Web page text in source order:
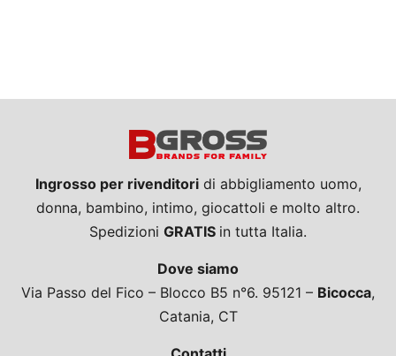
Ingrosso per rivenditoridi abbigliamento uomo,
donna, bambino, intimo, giocattoli e molto altro.
Spedizioni GRATIS in tutta Italia.
Dove siamo
Via Passo del Fico – Blocco B5 n°6. 95121 – Bicocca,
Catania, CT